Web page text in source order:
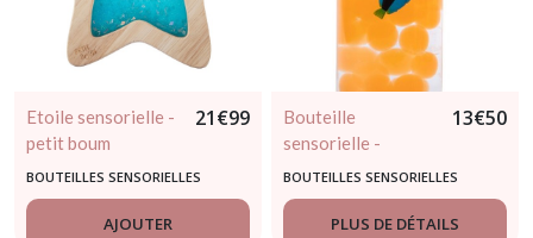
Etoile sensorielle -
petit boum
21€99
BOUTEILLES SENSORIELLES
AJOUTER
Bouteille
sensorielle -
poisson - Petit
Boum - dès 3mois
13€50
BOUTEILLES SENSORIELLES
PLUS DE DÉTAILS